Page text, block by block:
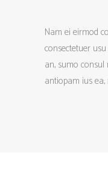
Nam ei eirmod
consectetuer
an, sumo
antiopam ius